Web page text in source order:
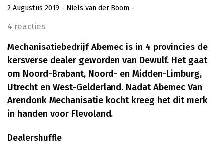
2 Augustus 2019 - Niels van der Boom -
4 reacties
Mechanisatiebedrijf Abemec is in 4 provincies de
kersverse dealer geworden van Dewulf. Het gaat
om Noord-Brabant, Noord- en Midden-Limburg,
Utrecht en West-Gelderland. Nadat Abemec Van
Arendonk Mechanisatie kocht kreeg het dit merk
in handen voor Flevoland.
Dealershuffle